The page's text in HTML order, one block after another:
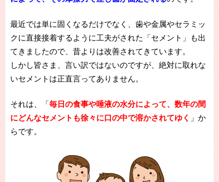
最近では単に固くなるだけでなく、歯や金属やセラミッ
クに直接接着するように工夫がされた「セメント」も出
てきましたので、昔よりは改善されてきています。
しかし皆さま、言い訳ではないのですが、絶対に取れな
いセメントは正直言ってありません。
それは、「 毎日の食事や唾液の水分によって、数年の間
にどんなセメントも徐々に口の中で溶かされてゆく 」か
らです。